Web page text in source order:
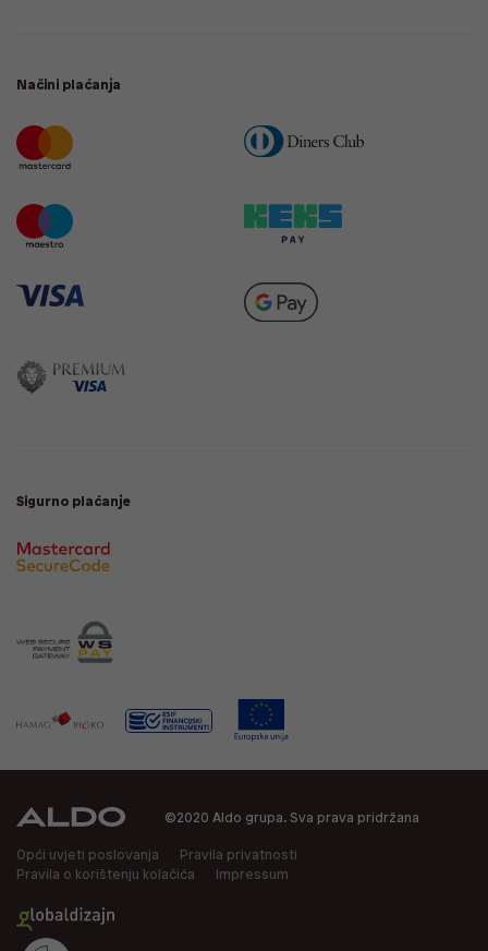
Načini plaćanja
Sigurno plaćanje
©2020 Aldo grupa. Sva prava pridržana
Opći uvjeti poslovanja
Pravila privatnosti
Pravila o korištenju kolačića
Impressum